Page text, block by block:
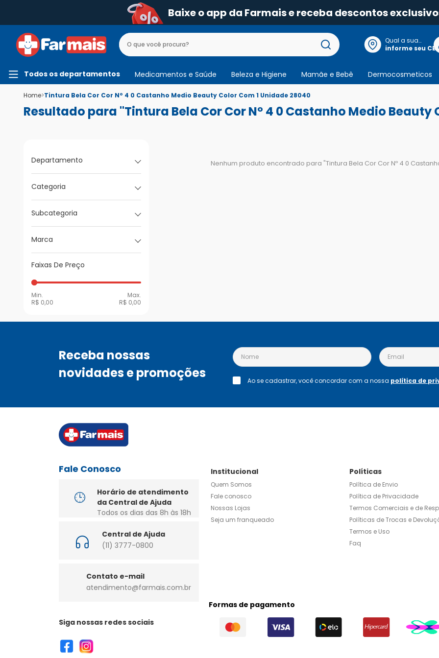
Baixe o app da Farmais e receba descontos
Qual a sua
localização?
informe seu CEP
Todos os departamentos Medicamentos e Saúde Beleza e Higiene Mamãe e Bebê Dermocosmeticos
Home>Tintura Bela Cor Cor Nº 4 0 Castanho Medio Beauty Color Com 1 Unidade 28040
Resultado para "Tintura Bela Cor Cor Nº 4 0 Castanho Medio Beauty
Departamento
Categoria
Subcategoria
Marca
Faixas De Preço
Min.
R$ 0,00
Max.
R$ 0,00
Nenhum produto encontrado para "Tintura Bela Cor Cor Nº 4 0
Receba nossas
novidades e promoções
Ao se cadastrar, você concordar com a nossa política de
Fale Conosco
Horário de atendimento
da Central de Ajuda
Todos os dias das 8h às 18h
Central de Ajuda
(11) 3777-0800
Contato e-mail
atendimento@farmais.com.br
Siga nossas redes sociais
Institucional
Quem Somos
Fale conosco
Nossas Lojas
Seja um franqueado
Políticas
Política de Envio
Política de Privacidade
Termos Comerciais e de
Políticas de Trocas e
Termos e Uso
Faq
Formas de pagamento